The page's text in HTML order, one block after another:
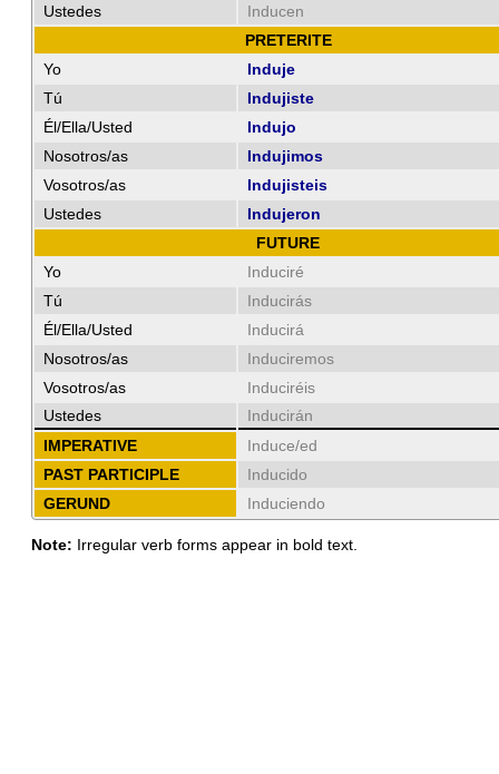
Ustedes
Inducen
PRETERITE
Yo
Induje
Tú
Indujiste
Él/Ella/Usted
Indujo
Nosotros/as
Indujimos
Vosotros/as
Indujisteis
Ustedes
Indujeron
FUTURE
Yo
Induciré
Tú
Inducirás
Él/Ella/Usted
Inducirá
Nosotros/as
Induciremos
Vosotros/as
Induciréis
Ustedes
Inducirán
IMPERATIVE
Induce/ed
PAST PARTICIPLE
Inducido
GERUND
Induciendo
Note: Irregular verb forms appear in bold text.